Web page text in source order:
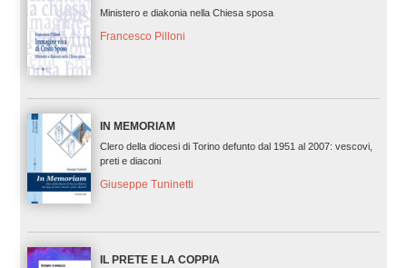
Ministero e diakonia nella Chiesa sposa
Francesco Pilloni
IN MEMORIAM
Clero della diocesi di Torino defunto dal 1951 al 2007: vescovi,
preti e diaconi
Giuseppe Tuninetti
IL PRETE E LA COPPIA